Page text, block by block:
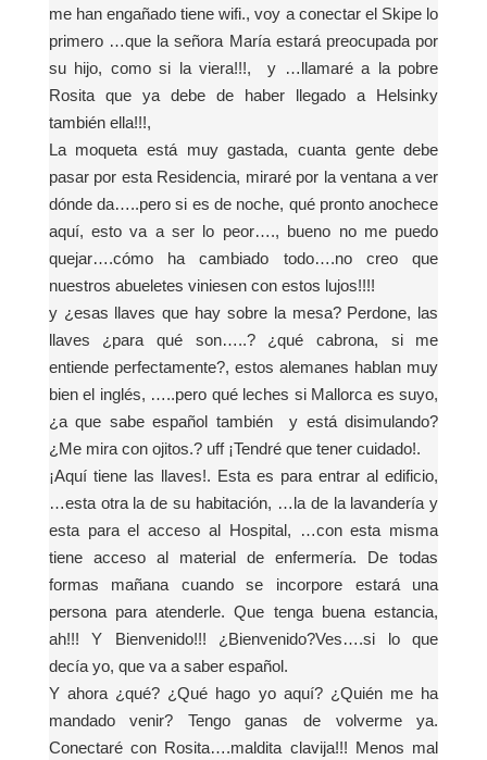
me han engañado tiene wifi., voy a conectar el Skipe lo
primero …que la señora Maríaestará preocupada por
su hijo, como si la viera!!!,
y …llamaré a la pobre
Rosita que ya debe de haber llegado a Helsinky
también ella!!!,
La moqueta está muy gastada, cuanta gente debe
pasar por esta Residencia, miraré por la ventana a ver
dónde da…..pero si es de noche, qué pronto anochece
aquí, esto va a ser lo peor…., bueno no me puedo
quejar….cómo ha cambiado todo….no creo que
nuestros abueletes viniesen con estos lujos!!!!
y ¿esas llaves que hay sobre la mesa? Perdone, las
llaves ¿para qué son…..? ¿qué cabrona, si me
entiende perfectamente?, estos alemanes hablan muy
bien el inglés, …..pero qué leches si Mallorca es suyo,
¿a que sabe español también
y está disimulando?
¿Me mira con ojitos.? uff ¡Tendré que tener cuidado!.
¡Aquí tiene las llaves!. Esta es para entrar al edificio,
…esta otra la de su habitación, …la de la lavandería y
esta para el acceso al Hospital, …con esta misma
tiene acceso al material de enfermería. De todas
formas mañana cuando se incorpore estará una
persona para atenderle. Que tenga buena estancia,
ah!!! Y Bienvenido!!! ¿Bienvenido?Ves….si lo que
decía yo, que va a saber español.
Y ahora ¿qué? ¿Qué hago yo aquí? ¿Quién me ha
mandado venir? Tengo ganas de volverme ya.
Conectaré con Rosita….maldita clavija!!! Menos mal